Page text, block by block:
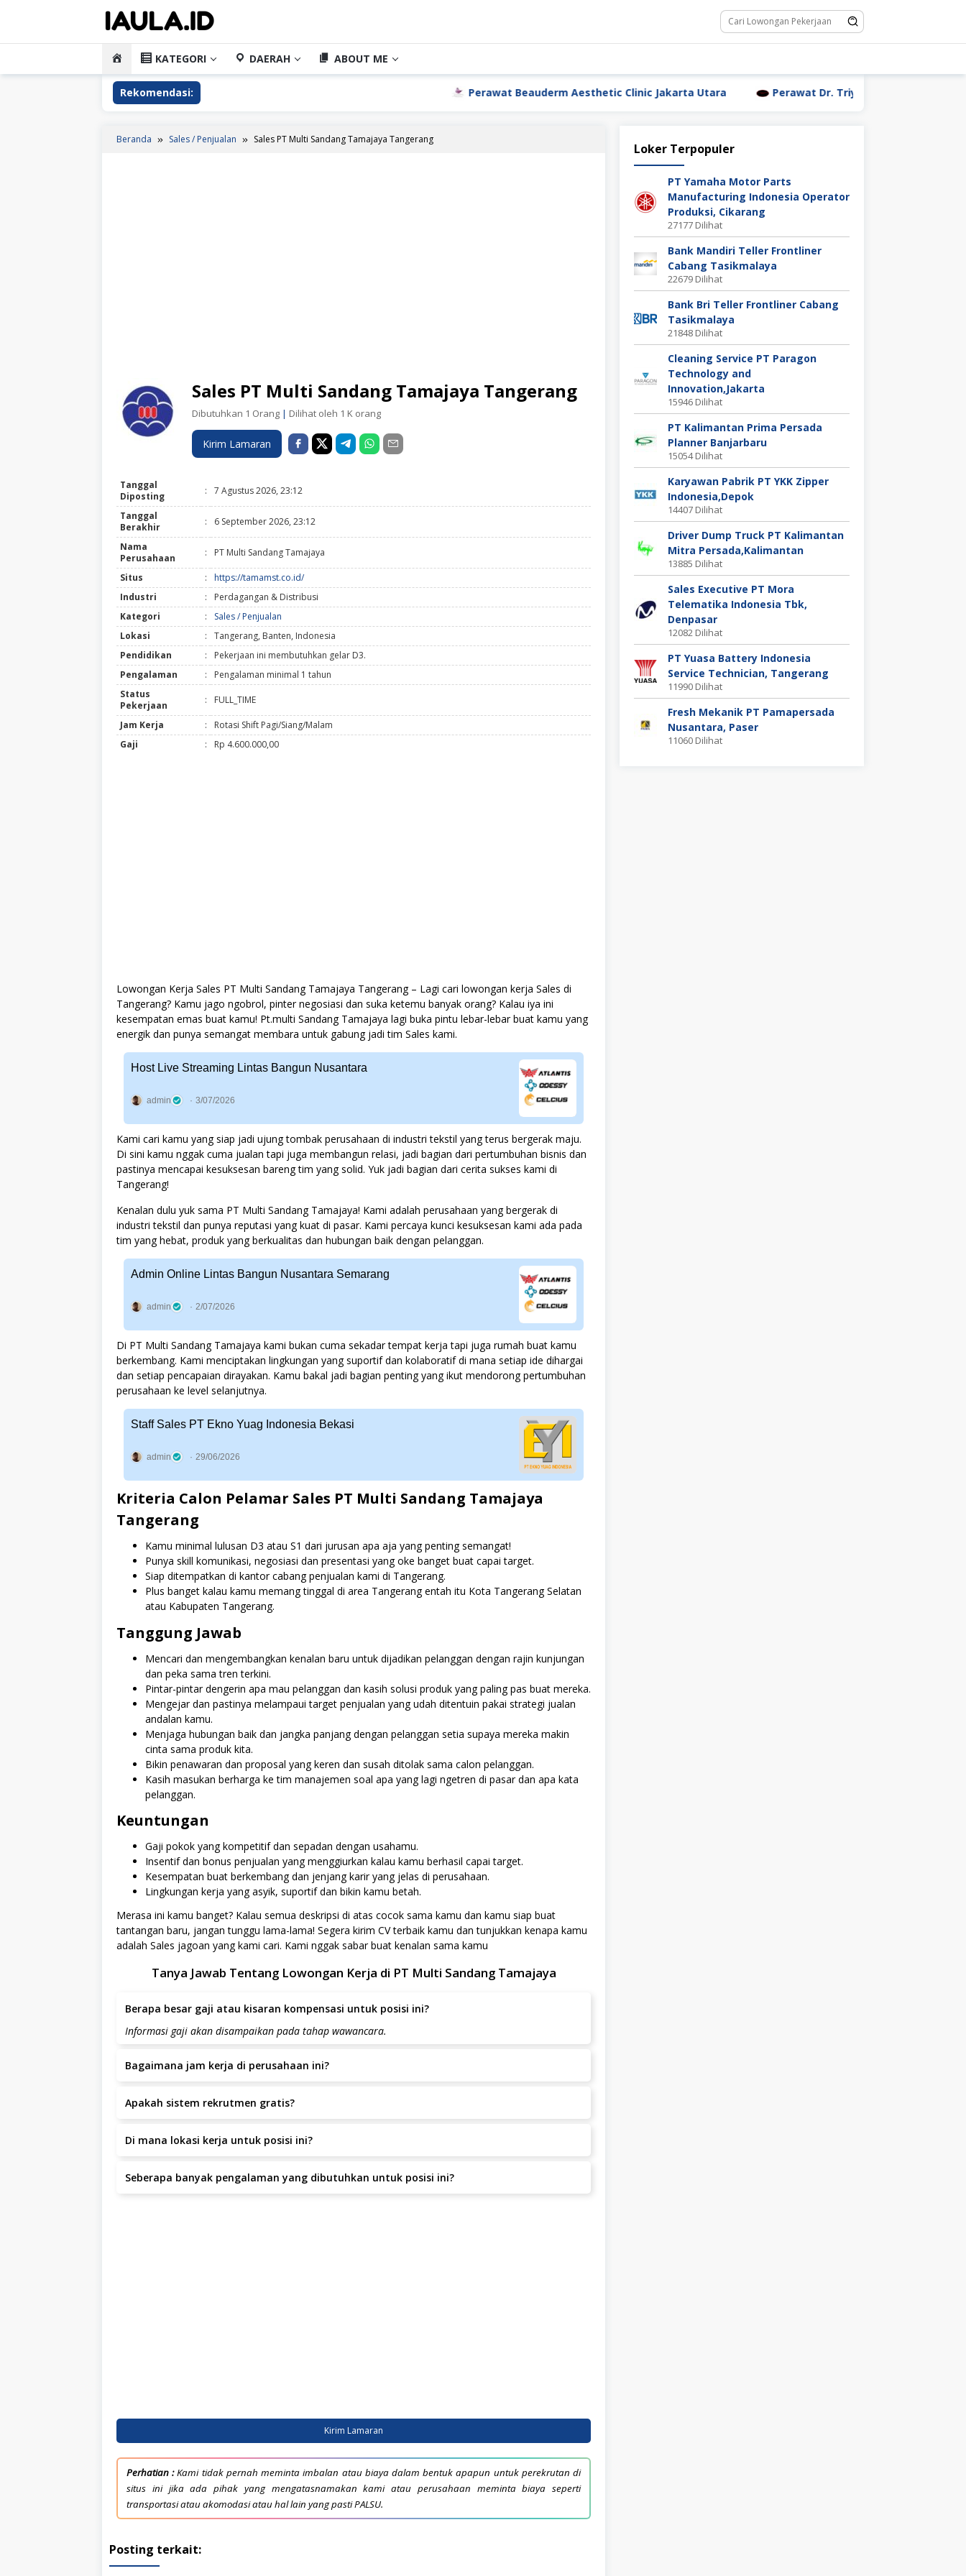
HOME KATEGORI DAERAH ABOUT ME
Rekomendasi: Perawat Beauderm Aesthetic Clinic Jakarta Utara Perawat Dr. Triyanti Sundari Jakarta Utara
Beranda Sales / Penjualan Sales PT Multi Sandang Tamajaya Tangerang
Sales PT Multi Sandang Tamajaya Tangerang
Dibutuhkan 1 Orang | Dilihat oleh 1 K orang
Kirim Lamaran
Tanggal
Diposting
: 7 Agustus 2026, 23:12
Tanggal
Berakhir
: 6 September 2026, 23:12
Nama
Perusahaan
: PT Multi Sandang Tamajaya
Situs :
https://tamamst.co.id/
Industri
:
Perdagangan & Distribusi
Kategori
:
Sales / Penjualan
Lokasi
:
Tangerang, Banten, Indonesia
Pendidikan
:
Pekerjaan ini membutuhkan gelar D3.
Pengalaman
:
Pengalaman minimal 1 tahun
Status
Pekerjaan
: FULL_TIME
Jam Kerja :
Rotasi Shift Pagi/Siang/Malam
Gaji
: Rp 4.600.000,00
Lowongan Kerja Sales PT Multi Sandang Tamajaya Tangerang – Lagi cari lowongan kerja Sales di
Tangerang? Kamu jago ngobrol, pinter negosiasi dan suka ketemu banyak orang? Kalau iya ini
kesempatan emas buat kamu! Pt.multi Sandang Tamajaya lagi buka pintu lebar-lebar buat kamu yang
energik dan punya semangat membara untuk gabung jadi tim Sales kami.
Host Live Streaming Lintas Bangun Nusantara
admin 3/07/2026
Kami cari kamu yang siap jadi ujung tombak perusahaan di industri tekstil yang terus bergerak maju.
Di sini kamu nggak cuma jualan tapi juga membangun relasi, jadi bagian dari pertumbuhan bisnis dan
pastinya mencapai kesuksesan bareng tim yang solid. Yuk jadi bagian dari cerita sukses kami di
Tangerang!
Kenalan dulu yuk sama PT Multi Sandang Tamajaya! Kami adalah perusahaan yang bergerak di
industri tekstil dan punya reputasi yang kuat di pasar. Kami percaya kunci kesuksesan kami ada pada
tim yang hebat, produk yang berkualitas dan hubungan baik dengan pelanggan.
Admin Online Lintas Bangun Nusantara Semarang
admin 2/07/2026
Di PT Multi Sandang Tamajaya kami bukan cuma sekadar tempat kerja tapi juga rumah buat kamu
berkembang. Kami menciptakan lingkungan yang suportif dan kolaboratif di mana setiap ide dihargai
dan setiap pencapaian dirayakan. Kamu bakal jadi bagian penting yang ikut mendorong pertumbuhan
perusahaan ke level selanjutnya.
Staff Sales PT Ekno Yuag Indonesia Bekasi
admin 29/06/2026
Kriteria Calon Pelamar Sales PT Multi Sandang Tamajaya
Tangerang
Kamu minimal lulusan D3 atau S1 dari jurusan apa aja yang penting semangat!
Punya skill komunikasi, negosiasi dan presentasi yang oke banget buat capai target.
Siap ditempatkan di kantor cabang penjualan kami di Tangerang.
Plus banget kalau kamu memang tinggal di area Tangerang entah itu Kota Tangerang Selatan
atau Kabupaten Tangerang.
Tanggung Jawab
Mencari dan mengembangkan kenalan baru untuk dijadikan pelanggan dengan rajin kunjungan
dan peka sama tren terkini.
Pintar-pintar dengerin apa mau pelanggan dan kasih solusi produk yang paling pas buat mereka.
Mengejar dan pastinya melampaui target penjualan yang udah ditentuin pakai strategi jualan
andalan kamu.
Menjaga hubungan baik dan jangka panjang dengan pelanggan setia supaya mereka makin
cinta sama produk kita.
Bikin penawaran dan proposal yang keren dan susah ditolak sama calon pelanggan.
Kasih masukan berharga ke tim manajemen soal apa yang lagi ngetren di pasar dan apa kata
pelanggan.
Keuntungan
Gaji pokok yang kompetitif dan sepadan dengan usahamu.
Insentif dan bonus penjualan yang menggiurkan kalau kamu berhasil capai target.
Kesempatan buat berkembang dan jenjang karir yang jelas di perusahaan.
Lingkungan kerja yang asyik, suportif dan bikin kamu betah.
Merasa ini kamu banget? Kalau semua deskripsi di atas cocok sama kamu dan kamu siap buat
tantangan baru, jangan tunggu lama-lama! Segera kirim CV terbaik kamu dan tunjukkan kenapa kamu
adalah Sales jagoan yang kami cari. Kami nggak sabar buat kenalan sama kamu
Tanya Jawab Tentang Lowongan Kerja di PT Multi Sandang Tamajaya
Berapa besar gaji atau kisaran kompensasi untuk posisi ini?
Informasi gaji akan disampaikan pada tahap wawancara.
Bagaimana jam kerja di perusahaan ini?
Apakah sistem rekrutmen gratis?
Di mana lokasi kerja untuk posisi ini?
Seberapa banyak pengalaman yang dibutuhkan untuk posisi ini?
Kirim Lamaran
Perhatian :Kami tidak pernah meminta imbalan atau biaya dalam bentuk apapun untuk perekrutan di
situs ini jika ada pihak yang mengatasnamakan kami atau perusahaan meminta biaya seperti
transportasi atau akomodasi atau hal lain yang pasti PALSU.
Posting terkait:
Loker Terpopuler
PT Yamaha Motor Parts
Manufacturing Indonesia Operator
Produksi, Cikarang
27177 Dilihat
Bank Mandiri Teller Frontliner
Cabang Tasikmalaya
22679 Dilihat
Bank Bri Teller Frontliner Cabang
Tasikmalaya
21848 Dilihat
Cleaning Service PT Paragon
Technology and
Innovation,Jakarta
15946 Dilihat
PT Kalimantan Prima Persada
Planner Banjarbaru
15054 Dilihat
Karyawan Pabrik PT YKK Zipper
Indonesia,Depok
14407 Dilihat
Driver Dump Truck PT Kalimantan
Mitra Persada,Kalimantan
13885 Dilihat
Sales Executive PT Mora
Telematika Indonesia Tbk,
Denpasar
12082 Dilihat
PT Yuasa Battery Indonesia
Service Technician, Tangerang
11990 Dilihat
Fresh Mekanik PT Pamapersada
Nusantara, Paser
11060 Dilihat